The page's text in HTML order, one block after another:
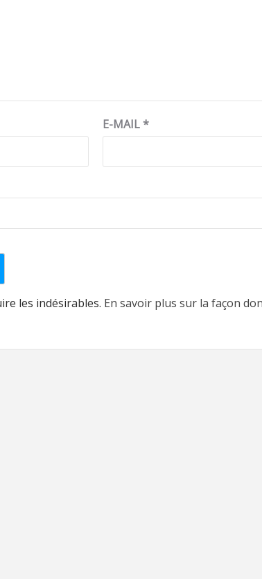
E-MAIL*
les indésirables. En savoir plus sur la façon